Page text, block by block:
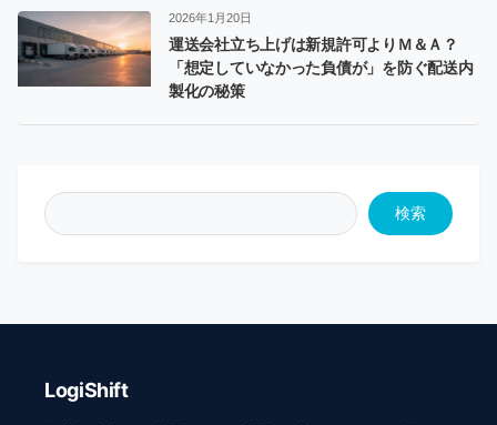
2026年1月20日
運送会社立ち上げは新規許可よりＭ＆Ａ？
「想定していなかった負債が」を防ぐ配送内
製化の秘策
検索
LogiShift